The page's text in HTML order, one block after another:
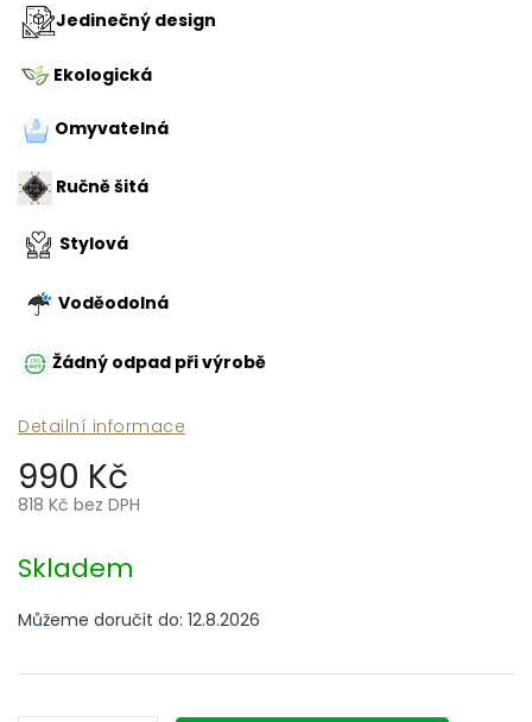
990 Kč
818 Kč bez DPH
cena:
Skladem
Můžeme doručit do: 12.8.2026
Jedinečný design
Ekologická
Omyvatelná
Ručně šitá
Stylová
Voděodolná
Žádný odpad při výrobě
Detailní informace